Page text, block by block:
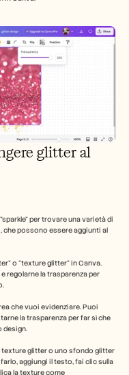
glitter al
per trovare una varietà di
che possono essere aggiunti al
o "texture glitter" in Canva.
regolarne la trasparenza per
che vuoi evidenziare. Puoi
la trasparenza per far sì che
design.
glitter o uno sfondo glitter
aggiungi il testo, fai clic sulla
la texture come